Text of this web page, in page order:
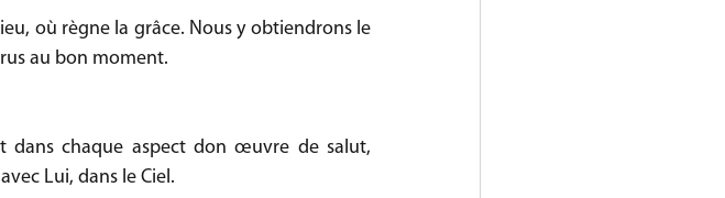
où règne la grâce. Nous y obtiendrons le
au bon moment.
dans chaque aspect don œuvre de salut,
Lui, dans le Ciel.